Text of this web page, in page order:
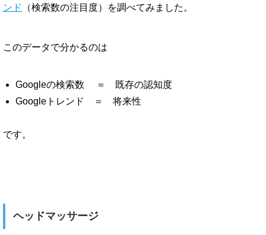
ンド （検索数の注目度）を調べてみました。
このデータで分かるのは
Googleの検索数 ＝ 既存の認知度
Googleトレンド ＝ 将来性
です。
ヘッドマッサージ